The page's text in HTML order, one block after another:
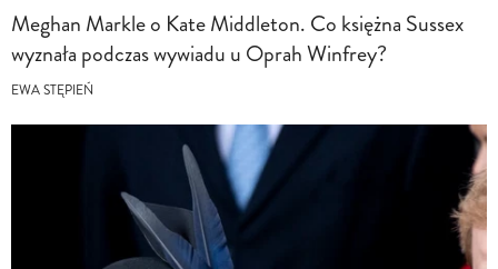
Meghan Markle o Kate Middleton. Co księżna Sussex
wyznała podczas wywiadu u Oprah Winfrey?
EWA STĘPIEŃ